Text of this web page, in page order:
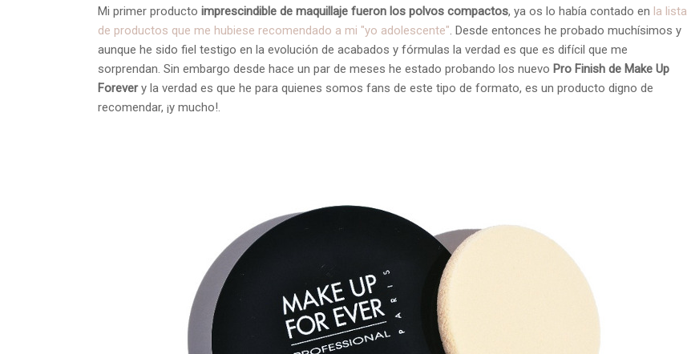
Mi primer producto imprescindible de maquillaje fueron los polvos compactos, ya os lo había contado en la lista
de productos que me hubiese recomendado a mi "yo adolescente". Desde entonces he probado muchísimos y
aunque he sido fiel testigo en la evolución de acabados y fórmulas la verdad es que es difícil que me
sorprendan. Sin embargo desde hace un par de meses he estado probando los nuevo Pro Finish de Make Up
Forevery la verdad es que he para quienes somos fans de este tipo de formato, es un producto digno de
recomendar, ¡y mucho!.